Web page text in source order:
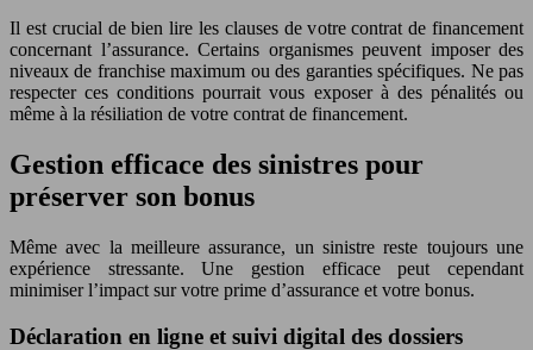
Il est crucial de bien lire les clauses de votre contrat de financement
concernant l’assurance. Certains organismes peuvent imposer des
niveaux de franchise maximum ou des garanties spécifiques. Ne pas
respecter ces conditions pourrait vous exposer à des pénalités ou
même à la résiliation de votre contrat de financement.
Gestion efficace des sinistres pour
préserver son bonus
Même avec la meilleure assurance, un sinistre reste toujours une
expérience stressante. Une gestion efficace peut cependant
minimiser l’impact sur votre prime d’assurance et votre bonus.
Déclaration en ligne et suivi digital des dossiers